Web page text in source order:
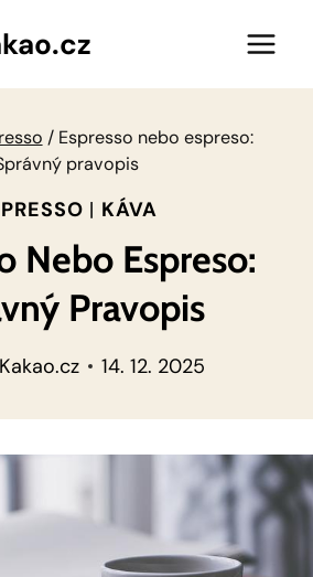
/ Espresso nebo espreso:
pravopis
| KÁVA
Nebo Espreso:
Pravopis
14. 12. 2025